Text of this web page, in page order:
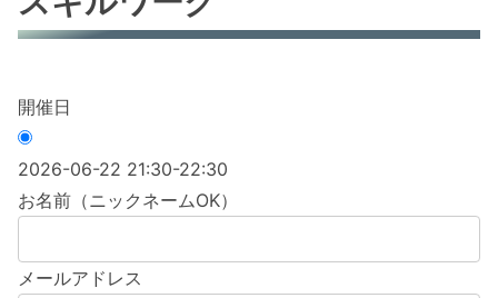
開催日
2026-06-22 21:30-22:30
お名前（ニックネームOK）
メールアドレス